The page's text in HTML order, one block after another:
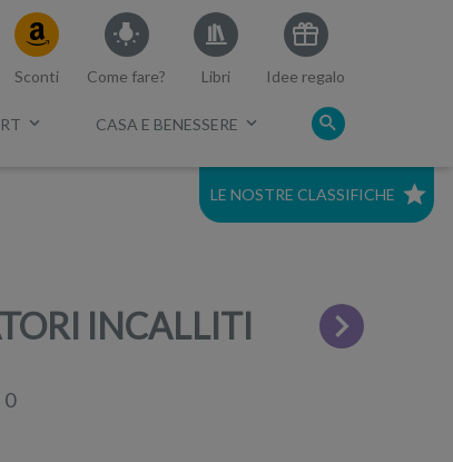
Sconti Come fare? Libri Idee regalo
CASA E BENESSERE
LE NOSTRE CLASSIFICHE
Miglior TV curvo
INCALLITI
0